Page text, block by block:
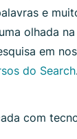
e
olhada
em
do Search.
com